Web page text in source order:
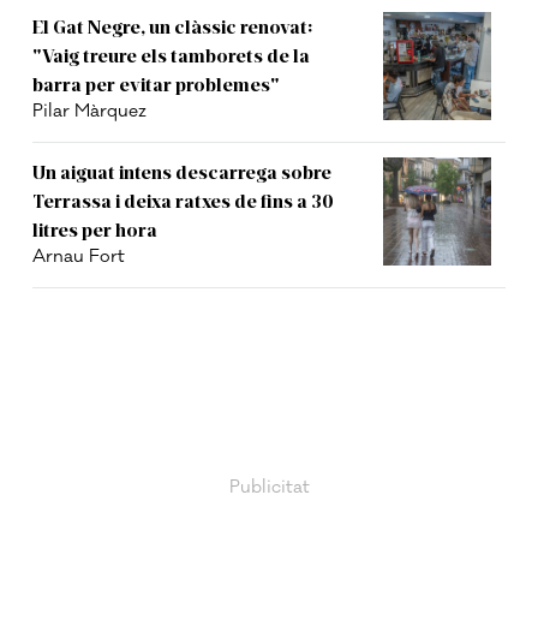
El Gat Negre, un clàssic renovat:
"Vaig treure els tamborets de la
barra per evitar problemes"
Pilar Màrquez
Un aiguat intens descarrega sobre
Terrassa i deixa ratxes de fins a 30
litres per hora
Arnau Fort